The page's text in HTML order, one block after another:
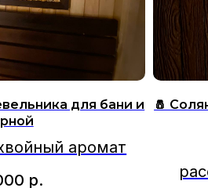
для бани и
аромат
р.
🧂